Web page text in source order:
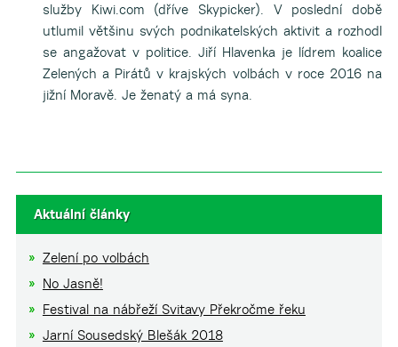
služby Kiwi.com (dříve Skypicker). V poslední době
utlumil většinu svých podnikatelských aktivit a rozhodl
se angažovat v politice. Jiří Hlavenka je lídrem koalice
Zelených a Pirátů v krajských volbách v roce 2016 na
jižní Moravě. Je ženatý a má syna.
Aktuální články
Zelení po volbách
No Jasně!
Festival na nábřeží Svitavy Překročme řeku
Jarní Sousedský Blešák 2018